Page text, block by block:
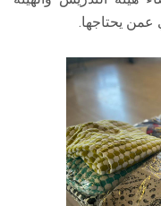
عمن يحتاجها.